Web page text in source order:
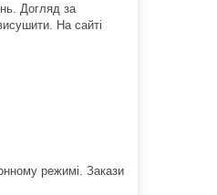
Догляд за
На сайті
режимі. Закази